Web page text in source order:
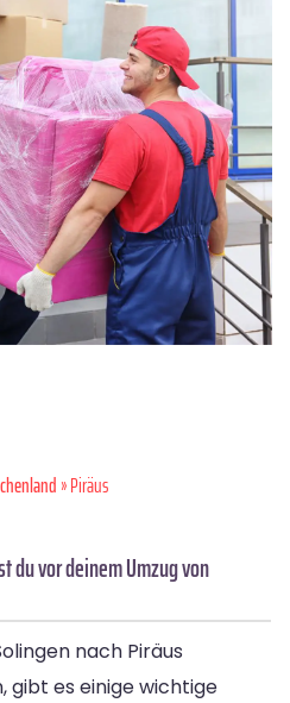
» Piräus
du vor deinem Umzug von
nach Piräus
gibt es einige wichtige